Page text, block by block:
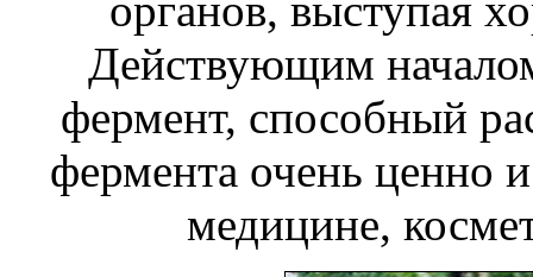
Действующим
фермент, способный
фермента очень ценно и
медицине,